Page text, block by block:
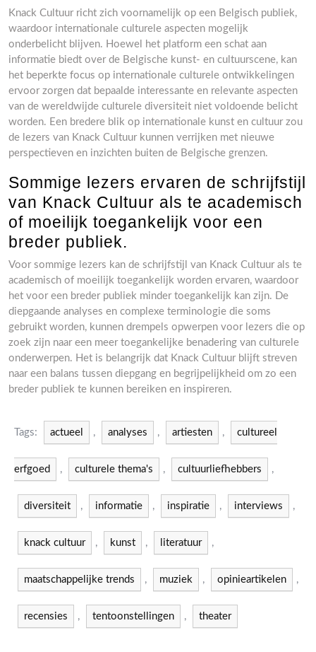
Knack Cultuur richt zich voornamelijk op een Belgisch publiek,
waardoor internationale culturele aspecten mogelijk
onderbelicht blijven. Hoewel het platform een schat aan
informatie biedt over de Belgische kunst- en cultuurscene, kan
het beperkte focus op internationale culturele ontwikkelingen
ervoor zorgen dat bepaalde interessante en relevante aspecten
van de wereldwijde culturele diversiteit niet voldoende belicht
worden. Een bredere blik op internationale kunst en cultuur zou
de lezers van Knack Cultuur kunnen verrijken met nieuwe
perspectieven en inzichten buiten de Belgische grenzen.
Sommige lezers ervaren de schrijfstijl
van Knack Cultuur als te academisch
of moeilijk toegankelijk voor een
breder publiek.
Voor sommige lezers kan de schrijfstijl van Knack Cultuur als te
academisch of moeilijk toegankelijk worden ervaren, waardoor
het voor een breder publiek minder toegankelijk kan zijn. De
diepgaande analyses en complexe terminologie die soms
gebruikt worden, kunnen drempels opwerpen voor lezers die op
zoek zijn naar een meer toegankelijke benadering van culturele
onderwerpen. Het is belangrijk dat Knack Cultuur blijft streven
naar een balans tussen diepgang en begrijpelijkheid om zo een
breder publiek te kunnen bereiken en inspireren.
Tags: actueel , analyses , artiesten , cultureel
erfgoed , culturele thema's , cultuurliefhebbers ,
diversiteit , informatie , inspiratie , interviews ,
knack cultuur , kunst , literatuur ,
maatschappelijke trends , muziek , opinieartikelen ,
recensies , tentoonstellingen , theater